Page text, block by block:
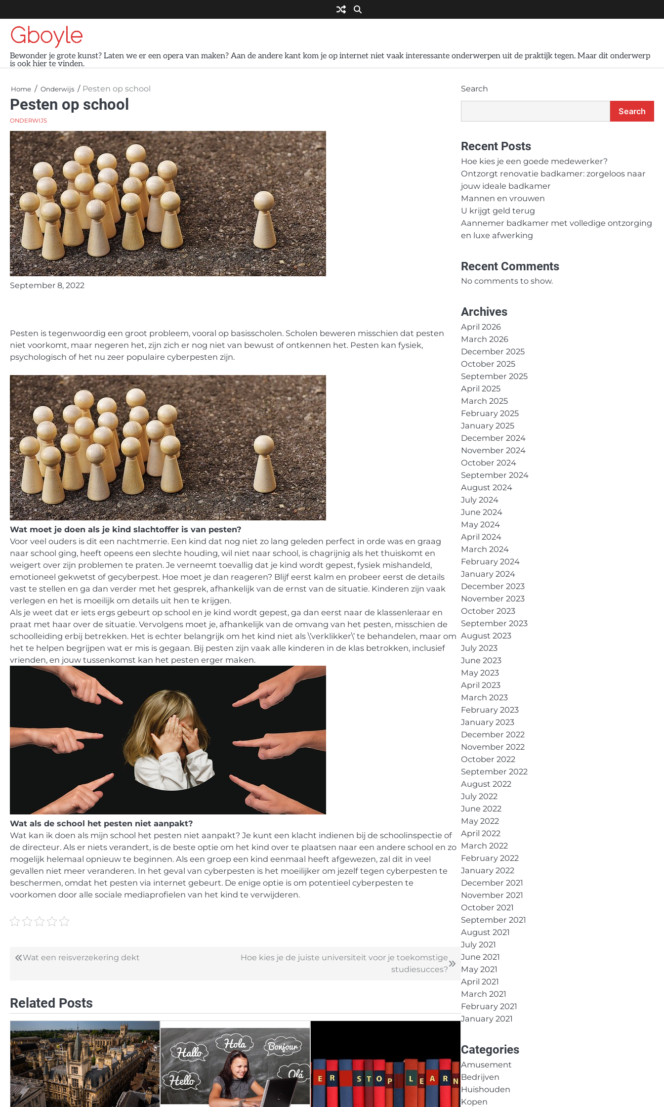
to
content
Gboyle
Bewonder je grote kunst? Laten we er een opera van maken? Aan de andere kant kom je op internet niet vaak interessante onderwerpen uit de praktijk tegen. Maar dit onderwerp
is ook hier te vinden.
Home Onderwijs Pesten op school
Pesten op school
ONDERWIJS
September 8, 2022
Pesten is tegenwoordig een groot probleem, vooral op basisscholen. Scholen beweren misschien dat pesten
niet voorkomt, maar negeren het, zijn zich er nog niet van bewust of ontkennen het. Pesten kan fysiek,
psychologisch of het nu zeer populaire cyberpesten zijn.
Wat moet je doen als je kind slachtoffer is van pesten?
Voor veel ouders is dit een nachtmerrie. Een kind dat nog niet zo lang geleden perfect in orde was en graag
naar school ging, heeft opeens een slechte houding, wil niet naar school, is chagrijnig als het thuiskomt en
weigert over zijn problemen te praten. Je verneemt toevallig dat je kind wordt gepest, fysiek mishandeld,
emotioneel gekwetst of gecyberpest. Hoe moet je dan reageren? Blijf eerst kalm en probeer eerst de details
vast te stellen en ga dan verder met het gesprek, afhankelijk van de ernst van de situatie. Kinderen zijn vaak
verlegen en het is moeilijk om details uit hen te krijgen.
Als je weet dat er iets ergs gebeurt op school en je kind wordt gepest, ga dan eerst naar de klassenleraar en
praat met haar over de situatie. Vervolgens moet je, afhankelijk van de omvang van het pesten, misschien de
schoolleiding erbij betrekken. Het is echter belangrijk om het kind niet als \’verklikker\’ te behandelen, maar om
het te helpen begrijpen wat er mis is gegaan. Bij pesten zijn vaak alle kinderen in de klas betrokken, inclusief
vrienden, en jouw tussenkomst kan het pesten erger maken.
Wat als de school het pesten niet aanpakt?
Wat kan ik doen als mijn school het pesten niet aanpakt? Je kunt een klacht indienen bij de schoolinspectie of
de directeur. Als er niets verandert, is de beste optie om het kind over te plaatsen naar een andere school en zo
mogelijk helemaal opnieuw te beginnen. Als een groep een kind eenmaal heeft afgewezen, zal dit in veel
gevallen niet meer veranderen. In het geval van cyberpesten is het moeilijker om jezelf tegen cyberpesten te
beschermen, omdat het pesten via internet gebeurt. De enige optie is om potentieel cyberpesten te
voorkomen door alle sociale mediaprofielen van het kind te verwijderen.
Post
Wat een reisverzekering dekt
Hoe kies je de juiste universiteit voor je toekomstige
studiesucces?
Related Posts
Search
Search
Recent Posts
Hoe kies je een goede medewerker?
Ontzorgt renovatie badkamer: zorgeloos naar
jouw ideale badkamer
Mannen en vrouwen
U krijgt geld terug
Aannemer badkamer met volledige ontzorging
en luxe afwerking
Recent Comments
No comments to show.
Archives
April 2026
March 2026
December 2025
October 2025
September 2025
April 2025
March 2025
February 2025
January 2025
December 2024
November 2024
October 2024
September 2024
August 2024
July 2024
June 2024
May 2024
April 2024
March 2024
February 2024
January 2024
December 2023
November 2023
October 2023
September 2023
August 2023
July 2023
June 2023
May 2023
April 2023
March 2023
February 2023
January 2023
December 2022
November 2022
October 2022
September 2022
August 2022
July 2022
June 2022
May 2022
April 2022
March 2022
February 2022
January 2022
December 2021
November 2021
October 2021
September 2021
August 2021
July 2021
June 2021
May 2021
April 2021
March 2021
February 2021
January 2021
Categories
Amusement
Bedrijven
Huishouden
Kopen